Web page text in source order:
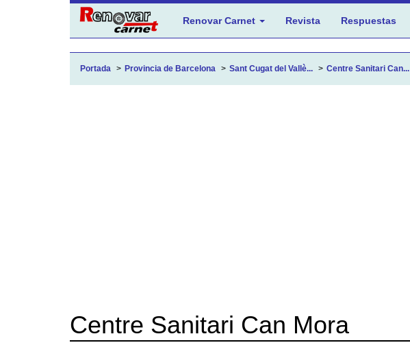
Renovar Carnet Revista Respuestas
Portada Provincia de Barcelona Sant Cugat del Vallè... Centre Sanitari Can...
Centre Sanitari Can Mora